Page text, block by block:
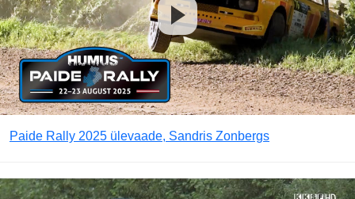
Paide Rally 2025 ülevaade, Sandris Zonbergs